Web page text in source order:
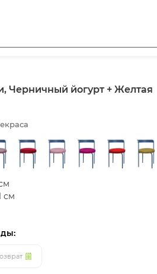
Черничный йогурт + Желтая
см